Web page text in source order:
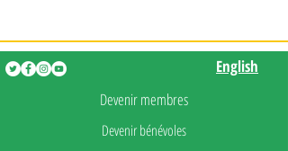
Devenir membres
Devenir bénévoles
English